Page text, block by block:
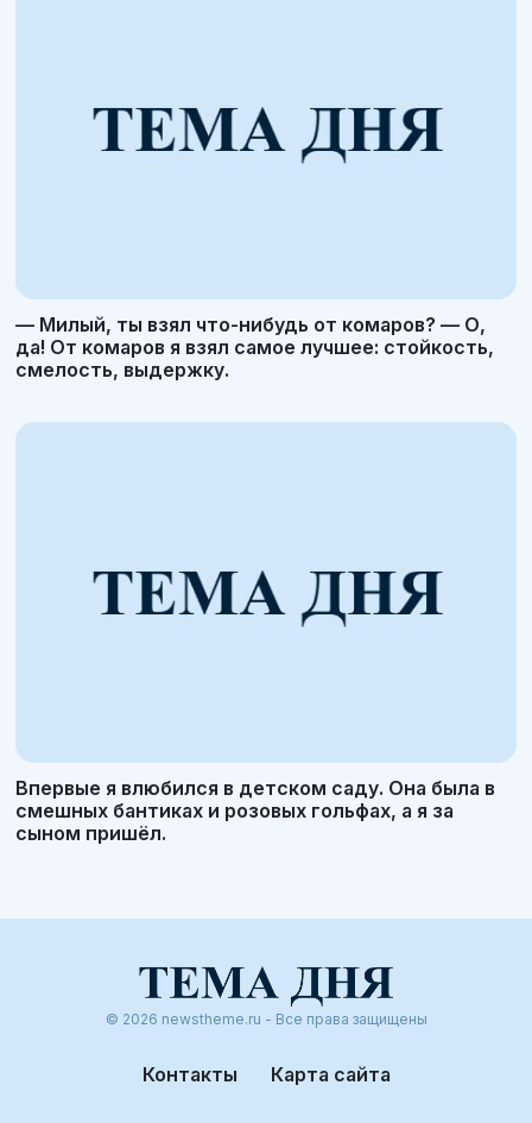
— Милый, ты взял что-нибудь от комаров? — О,
да! От комаров я взял самое лучшее: стойкость,
смелость, выдержку.
Впервые я влюбился в детском саду. Она была в
смешных бантиках и розовых гольфах, а я за
сыном пришёл.
© 2026 newstheme.ru - Все права защищены
Контакты Карта сайта